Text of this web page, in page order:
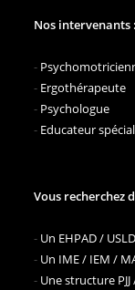
Nos intervenants :
-
- Ergothérapeute
- Psychologue
- Educateur
Vous recherchez
- Un EHPAD /
- Un IME / IEM /
- Une structure PJJ